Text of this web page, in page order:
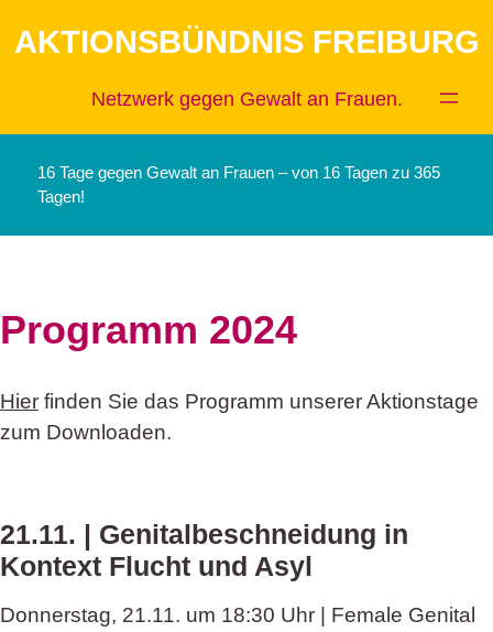
Inhalt
AKTIONSBÜNDNIS FREIBURG
Netzwerk gegen Gewalt an Frauen.
16 Tage gegen Gewalt an Frauen – von 16 Tagen zu 365
Tagen!
Programm 2024
Hier finden Sie das Programm unserer Aktionstage
zum Downloaden.
21.11. | Genitalbeschneidung in
Kontext Flucht und Asyl
Donnerstag, 21.11. um 18:30 Uhr | Female Genital